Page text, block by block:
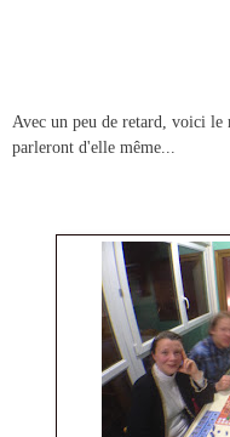
Avec un peu de retard, voici le
parleront d'elle même...